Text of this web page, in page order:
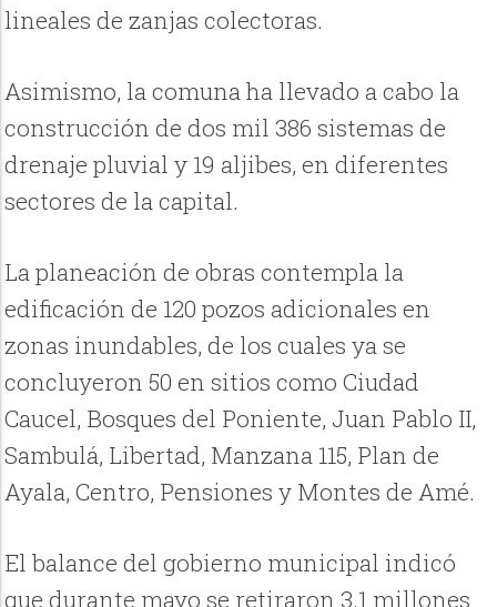
lineales de zanjas colectoras.
Asimismo, la comuna ha llevado a cabo la
construcción de dos mil 386 sistemas de
drenaje pluvial y 19 aljibes, en diferentes
sectores de la capital.
La planeación de obras contempla la
edificación de 120 pozos adicionales en
zonas inundables, de los cuales ya se
concluyeron 50 en sitios como Ciudad
Caucel, Bosques del Poniente, Juan Pablo II,
Sambulá, Libertad, Manzana 115, Plan de
Ayala, Centro, Pensiones y Montes de Amé.
El balance del gobierno municipal indicó
que durante mayo se retiraron 3.1 millones